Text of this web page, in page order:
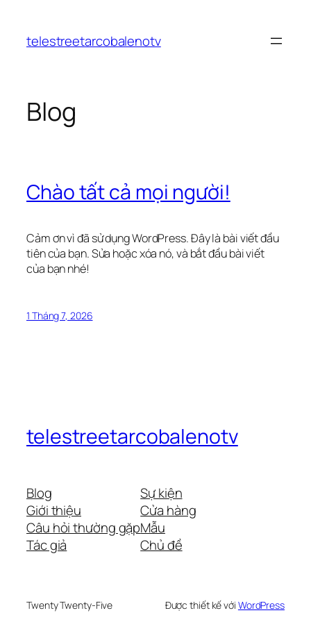
phầntelestreetarcobalenotv
Blog
Chào tất cả mọi người!
Cảm ơn vì đã sử dụng WordPress. Đây là bài viết đầu
tiên của bạn. Sửa hoặc xóa nó, và bắt đầu bài viết
của bạn nhé!
1 Tháng 7, 2026
telestreetarcobalenotv
Blog
Giới thiệu
Câu hỏi thường gặp
Tác giả
Sự kiện
Cửa hàng
Mẫu
Chủ đề
Twenty Twenty-Five Được thiết kế với WordPress